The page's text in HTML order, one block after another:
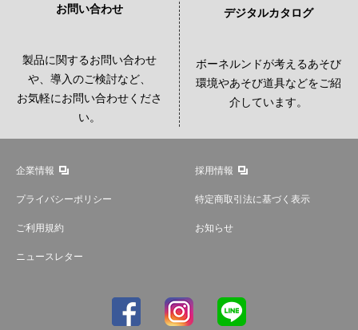
お問い合わせ
製品に関するお問い合わせ
や、導入のご検討など、
お気軽にお問い合わせくださ
い。
デジタルカタログ
ボーネルンドが考えるあそび
環境やあそび道具などをご紹
介しています。
企業情報 採用情報
プライバシーポリシー 特定商取引法に基づく表示
ご利用規約 お知らせ
ニュースレター